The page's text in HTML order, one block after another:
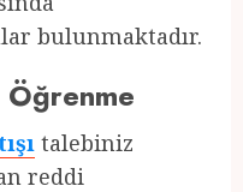
bulunmaktadır.
talebiniz
reddi